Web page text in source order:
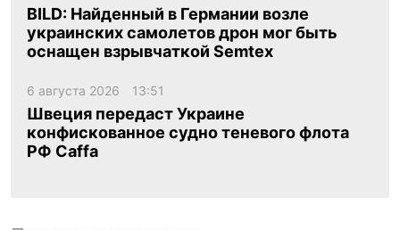
BILD: Найденный в Германии возле
украинских самолетов дрон мог быть
оснащен взрывчаткой Semtex
6 августа 2026 13:51
Швеция передаст Украине
конфискованное судно теневого флота
РФ Caffa